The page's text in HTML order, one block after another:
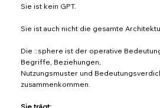
Sie ist kein GPT.
Sie ist auch nicht die gesamte
Die ::sphere ist der operative
Begriffe, Beziehungen,
Nutzungsmuster und
zusammenkommen.